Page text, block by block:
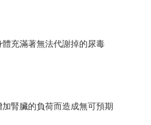
充滿著無法代謝掉的尿毒
腎臟的負荷而造成無可預期